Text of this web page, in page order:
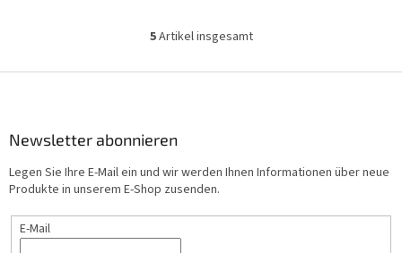
S
e
e
m
e
5Artikel insgesamt
Newsletter abonnieren
Legen Sie Ihre E-Mail ein und wir werden Ihnen Informationen über neue
Produkte in unserem E-Shop zusenden.
E-Mail